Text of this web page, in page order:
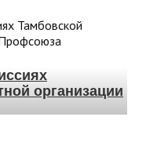
организации